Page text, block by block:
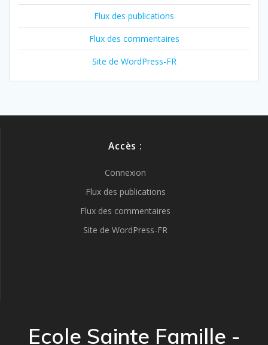
Flux des publications
Flux des commentaires
Site de WordPress-FR
Accès :
Connexion
Flux des publications
Flux des commentaires
Site de WordPress-FR
Ecole Sainte Famille -